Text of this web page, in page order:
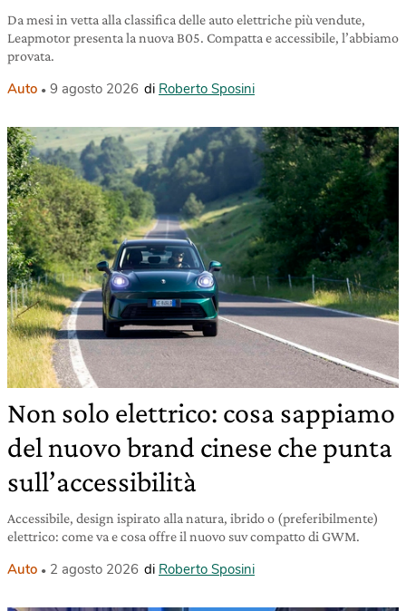
Da mesi in vetta alla classifica delle auto elettriche più vendute,
Leapmotor presenta la nuova B05. Compatta e accessibile, l’abbiamo
provata.
Auto 9 agosto 2026 di Roberto Sposini
Non solo elettrico: cosa sappiamo
del nuovo brand cinese che punta
sull’accessibilità
Accessibile, design ispirato alla natura, ibrido o (preferibilmente)
elettrico: come va e cosa offre il nuovo suv compatto di GWM.
Auto 2 agosto 2026 di Roberto Sposini